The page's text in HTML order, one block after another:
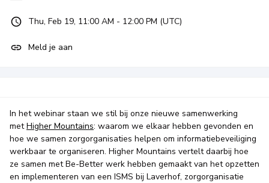
In het webinar staan we stil bij onze nieuwe samenwerking
metHigher Mountains: waarom we elkaar hebben gevonden en
hoe we samen zorgorganisaties helpen om informatiebeveiliging
werkbaar te organiseren. Higher Mountains vertelt daarbij hoe
ze samen met Be-Better werk hebben gemaakt van het opzetten
en implementeren van een ISMS bij Laverhof, zorgorganisatie
Thu, Feb 19, 11:00 AM - 12:00 PM (UTC)
Meld je aan